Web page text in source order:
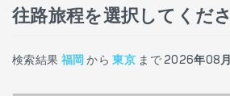
往路旅程を選択してくだ
検索結果 福岡 から東京まで2026年08月